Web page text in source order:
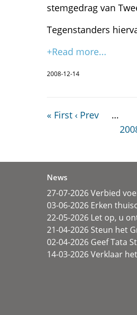
stemgedrag van
Tegenstanders
+Read more...
2008-12-14
« First ‹ Prev …
News
27-07-2026 Verbied
03-06-2026 Erken
22-05-2026 Let op, u
21-04-2026 Steun het
02-04-2026 Geef Tata
14-03-2026 Verklaar